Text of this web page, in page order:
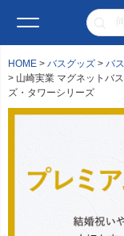
HOME バスグッズ
バ
山崎実業 マグネットバ
ズ・タワーシリーズ